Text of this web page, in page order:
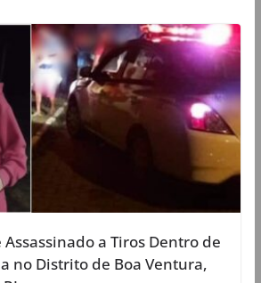
a Tiros Dentro de
no Distrito de Boa Ventura,